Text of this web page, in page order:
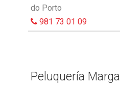
do Porto
981 73 01 09
Peluquería Marga